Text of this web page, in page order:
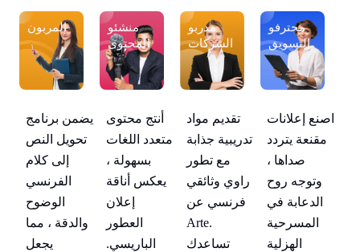
المربون
يضمن برنامج
تحويل النص
إلى كلام
الفرنسي
الوضوح
والدقة ، مما
يجعل
منشئو
المحتوى
أنتج محتوى
متعدد اللغات
بسهولة ،
يعكس أناقة
إعلان
العطور
الباريسي.
مدربو
الشركات
تقديم مواد
تدريبية جذابة
مع تطور
راوي وثائقي
فرنسي عن
Arte.
تساعدك
محترفو
التسويق
اصنع إعلانات
مقنعة يتردد
صداها ،
وتوجه روح
الدعابة في
المسرحية
الهزلية